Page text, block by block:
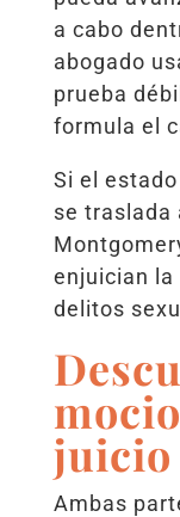
a cabo
abogado
prueba
formula el
Si el
se traslada
enjuician la
delitos
juicio
Ambas